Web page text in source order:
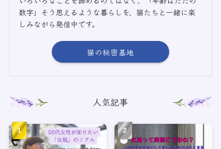
数字」そう思えるような暮らしを、猫たちと一緒に楽
しみながら発信中です。
猫の秘密基地
人気記事